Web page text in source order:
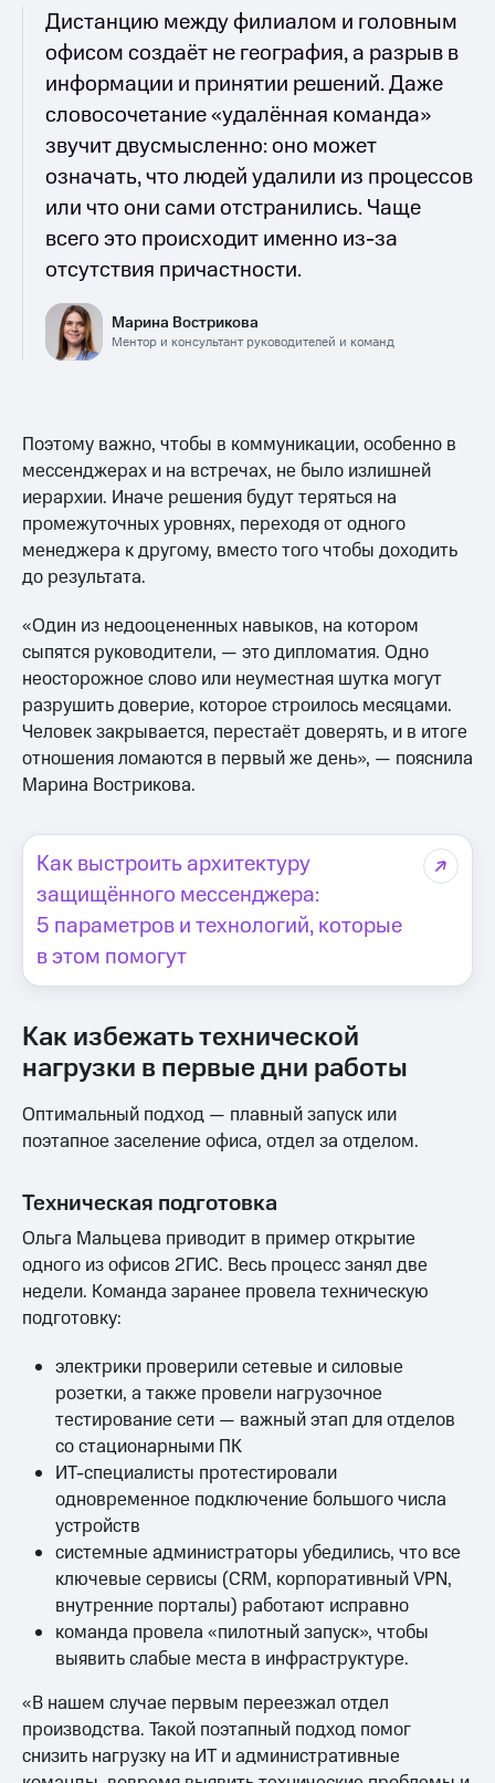
Дистанцию между филиалом и головным
офисом создаёт не география, а разрыв в
информации и принятии решений. Даже
словосочетание «удалённая команда»
звучит двусмысленно: оно может
означать, что людей удалили из процессов
или что они сами отстранились. Чаще
всего это происходит именно из-за
отсутствия причастности.
Марина Вострикова
Ментор и консультант руководителей и команд
Поэтому важно, чтобы в коммуникации, особенно в
мессенджерах и на встречах, не было излишней
иерархии. Иначе решения будут теряться на
промежуточных уровнях, переходя от одного
менеджера к другому, вместо того чтобы доходить
до результата.
«Один из недооцененных навыков, на котором
сыпятся руководители, — это дипломатия. Одно
неосторожное слово или неуместная шутка могут
разрушить доверие, которое строилось месяцами.
Человек закрывается, перестаёт доверять, и в итоге
отношения ломаются в первый же день», — пояснила
Марина Вострикова.
Как выстроить архитектуру
защищённого мессенджера:
5 параметров и технологий, которые
в этом помогут
Как избежать технической
нагрузки в первые дни работы
Оптимальный подход — плавный запуск или
поэтапное заселение офиса, отдел за отделом.
Техническая подготовка
Ольга Мальцева приводит в пример открытие
одного из офисов 2ГИС. Весь процесс занял две
недели. Команда заранее провела техническую
подготовку:
электрики проверили сетевые и силовые
розетки, а также провели нагрузочное
тестирование сети — важный этап для отделов
со стационарными ПК
ИТ-специалисты протестировали
одновременное подключение большого числа
устройств
системные администраторы убедились, что все
ключевые сервисы (CRM, корпоративный VPN,
внутренние порталы) работают исправно
команда провела «пилотный запуск», чтобы
выявить слабые места в инфраструктуре.
«В нашем случае первым переезжал отдел
производства. Такой поэтапный подход помог
снизить нагрузку на ИТ и административные